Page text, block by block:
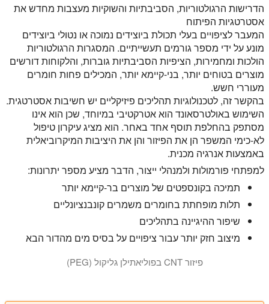
הדרישות הרגולטוריות, הסביבתיות והשוקיות מעצבות מחדש את
אסטרטגיות הפיתוח
המעבר לציפויים בעלי תכולת ביוצידים נמוכה או נטולי ביוצידים
מונע על ידי מספר גורמים תעשייתיים. המסגרות הרגולטוריות
הולכות ומחמירות, הציפיות הסביבתיות גוברות, והלקוחות דורשים
מוצרים בטוחים יותר, בני-קיימא יותר, המכילים פחות חומרים
מעוררי חשש.
בהקשר זה, לטכנולוגיות תהליכים פיזיקליים יש חשיבות אסטרטגית.
השימוש באולטרסאונד הוא אטרקטיבי במיוחד, שכן הוא אינו
מסתפק בהחלפת תוסף אחד באחר. הוא מציג עיקרון טיפול
לא-כימי המשפר הן את הפיזור והן את היציבות המיקרוביאלית
באמצעות אנרגיה מכנית.
למפתחי פורמולות ולמנהלי ייצור, הדבר מציע מספר יתרונות:
תמיכה בקונספטים של מוצרים בר-קיימא יותר
תלות מופחתת בחומרים משמרים קונבנציונליים
שיפור ההיגיינה בתהליכים
מיצוב חזק יותר עבור ציפויים על בסיס מים מהדור הבא
פיזור CNT בפוליאתילן גליקול (PEG)